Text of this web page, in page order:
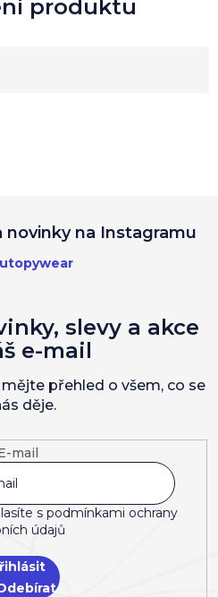
novinky na Instagramu
mail
s podmínkami ochrany
údajů
slevy a akce
e-mail
přehled o všem, co se
děje.